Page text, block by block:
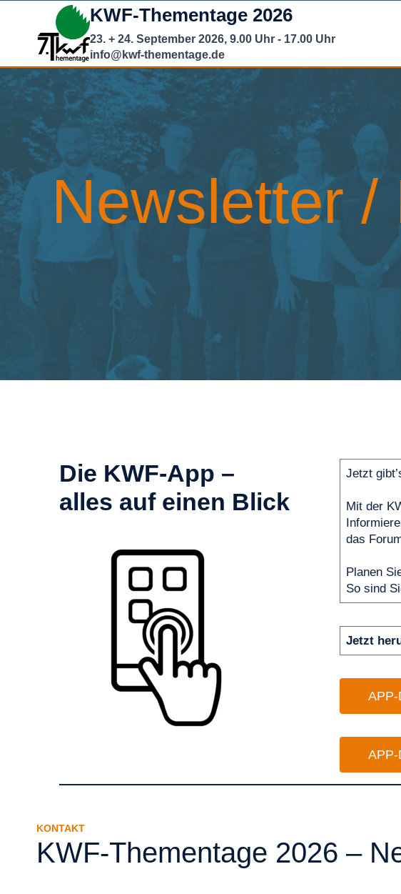
springen
KWF-Thementage 2026
23. + 24. September 2026, 9.00 Uhr - 17.00 Uhr
info@kwf-thementage.de
Newsletter /
Die KWF-App –
alles auf einen Blick
Jetzt
Mit der
das
Planen
So sind
Jetzt
APP-
APP-
KONTAKT
KWF-Thementage 2026 –